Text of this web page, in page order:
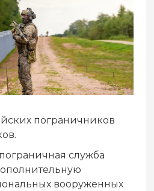
пограничников
служба
вооруженных